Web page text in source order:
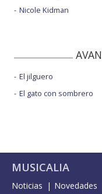
Nicole Kidman
El jilguero
El gato con sombrero
MUSICALIA
Noticias Novedades